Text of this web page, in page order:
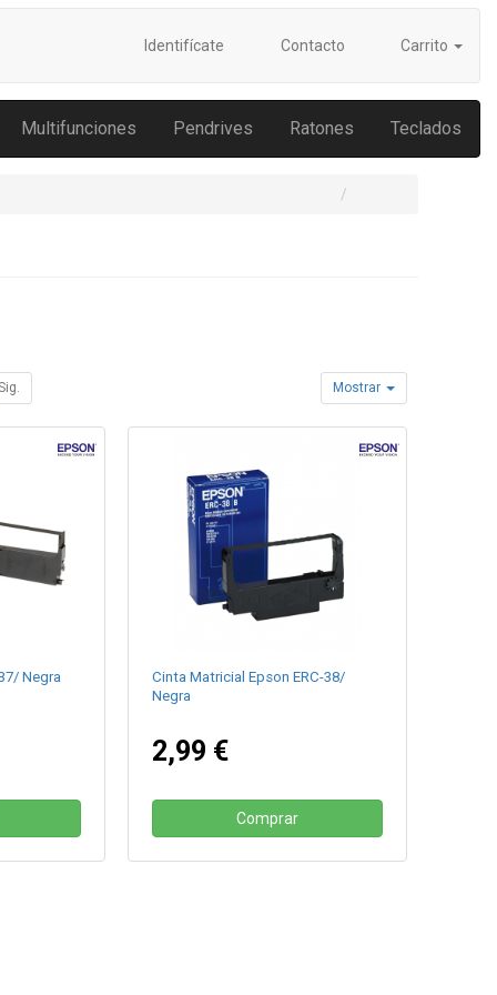
Identifícate Contacto Carrito
Multifunciones Pendrives Ratones Teclados
Mostrar
Negra
Cinta Matricial Epson ERC-38/
Negra
2,99 €
Comprar